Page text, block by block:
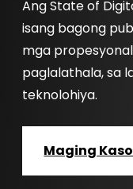
Ang State of
isang bagong
mga
paglalathala, sa
teknolohiya.
Maging